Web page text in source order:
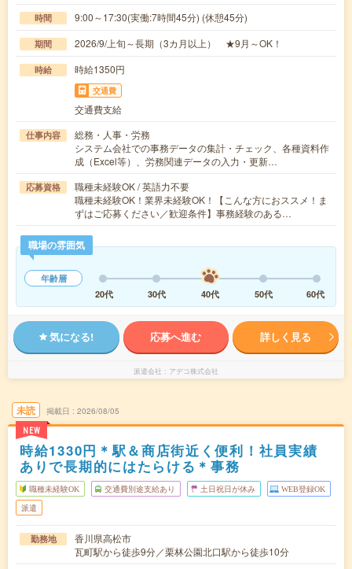
時間 9:00～17:30(実働:7時間45分) (休憩45分)
期間 2026/9/上旬～長期（3カ月以上） ★9月～OK！
時給 時給1350円
交通費
交通費支給
仕事内容
総務・人事・労務
システム会社での事務データの集計・チェック、各種資料作
成（Excel等）、労務関連データの入力・更新…
応募資格
職種未経験OK / 英語力不要
職種未経験OK！業界未経験OK！【こんな方におススメ！ま
ずはご応募ください／歓迎条件】事務経験のある…
職場の雰囲気
年齢層
20代
30代 40代 50代 60代
気になる! 応募へ進む 詳しく見る
派遣会社 アデコ株式会社
未読
NEW
掲載日 2026/08/05
時給1330円＊駅＆商店街近く便利！社員実績
ありで長期的にはたらける＊事務
職種未経験OK 交通費別途支給あり 土日祝日が休み WEB登録OK
派遣
勤務地
香川県高松市
瓦町駅から徒歩9分／栗林公園北口駅から徒歩10分